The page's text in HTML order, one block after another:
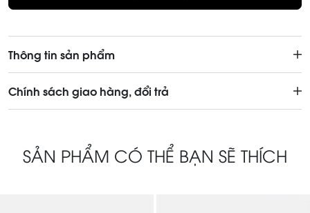
Thông tin sản phẩm
Chính sách giao hàng, đổi trả
SẢN PHẨM CÓ THỂ BẠN SẼ THÍCH